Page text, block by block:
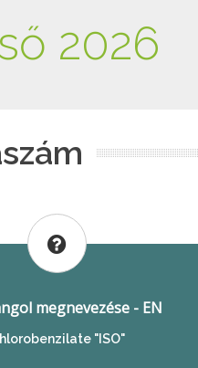
2026
megnevezése - EN
"ISO"